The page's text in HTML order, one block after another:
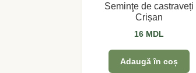
Seminţe de castraveți
Crișan
16 MDL
Adaugă în coș